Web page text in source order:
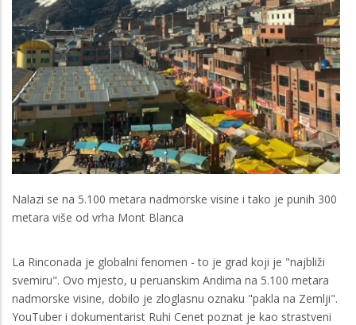
Nalazi se na 5.100 metara nadmorske visine i tako je punih 300
metara više od vrha Mont Blanca
La Rinconada je globalni fenomen - to je grad koji je "najbliži
svemiru". Ovo mjesto, u peruanskim Andima na 5.100 metara
nadmorske visine, dobilo je zloglasnu oznaku "pakla na Zemlji".
YouTuber i dokumentarist Ruhi Cenet poznat je kao strastveni